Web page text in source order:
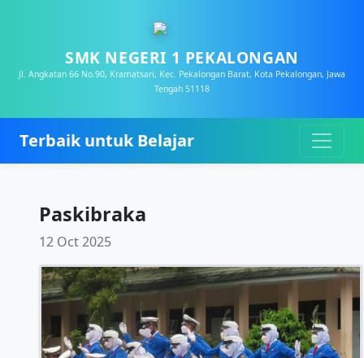
SMK NEGERI 1 PEKALONGAN
Jl. Angkatan 66 No.90, Kramatsari, Kec. Pekalongan Barat, Kota Pekalongan, Jawa
Tengah 51118
Terbaik untuk Belajar
Paskibraka
12 Oct 2025